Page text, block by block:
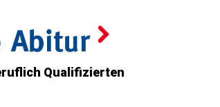
Qualifizierten